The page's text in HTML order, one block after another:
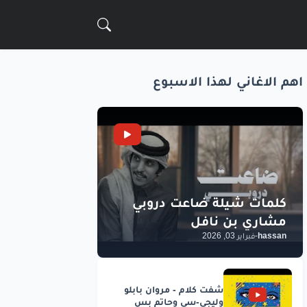
اهم الاغاني لهذا الاسبوع
hassan
-فبراير 03, 2026